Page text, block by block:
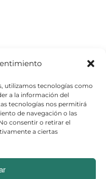
utilizamos tecnologías como
a la información del
tecnologías nos permitirá
de navegación o las
consentir o retirar el
a ciertas
2026